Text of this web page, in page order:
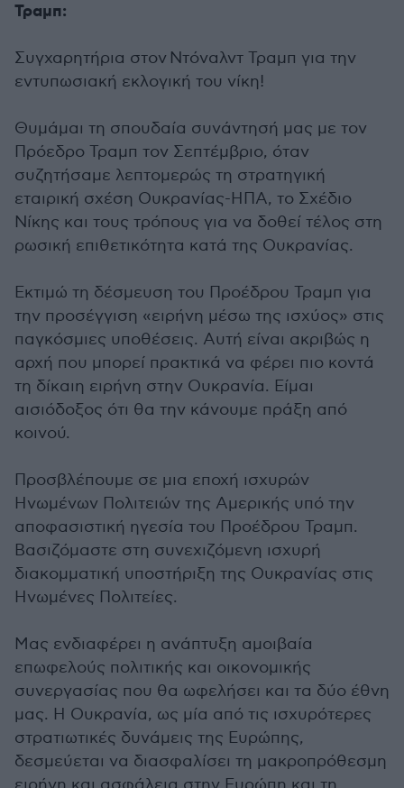
Τραμπ:
Συγχαρητήρια στον Ντόναλντ Τραμπ για την
εντυπωσιακή εκλογική του νίκη!
Θυμάμαι τη σπουδαία συνάντησή μας με τον
Πρόεδρο Τραμπ τον Σεπτέμβριο, όταν
συζητήσαμε λεπτομερώς τη στρατηγική
εταιρική σχέση Ουκρανίας-ΗΠΑ, το Σχέδιο
Νίκης και τους τρόπους για να δοθεί τέλος στη
ρωσική επιθετικότητα κατά της Ουκρανίας.
Εκτιμώ τη δέσμευση του Προέδρου Τραμπ για
την προσέγγιση «ειρήνη μέσω της ισχύος» στις
παγκόσμιες υποθέσεις. Αυτή είναι ακριβώς η
αρχή που μπορεί πρακτικά να φέρει πιο κοντά
τη δίκαιη ειρήνη στην Ουκρανία. Είμαι
αισιόδοξος ότι θα την κάνουμε πράξη από
κοινού.
Προσβλέπουμε σε μια εποχή ισχυρών
Ηνωμένων Πολιτειών της Αμερικής υπό την
αποφασιστική ηγεσία του Προέδρου Τραμπ.
Βασιζόμαστε στη συνεχιζόμενη ισχυρή
διακομματική υποστήριξη της Ουκρανίας στις
Ηνωμένες Πολιτείες.
Μας ενδιαφέρει η ανάπτυξη αμοιβαία
επωφελούς πολιτικής και οικονομικής
συνεργασίας που θα ωφελήσει και τα δύο έθνη
μας. Η Ουκρανία, ως μία από τις ισχυρότερες
στρατιωτικές δυνάμεις της Ευρώπης,
δεσμεύεται να διασφαλίσει τη μακροπρόθεσμη